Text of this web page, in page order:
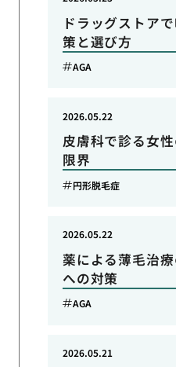
ドラッグストア
策と選び方
AGA
皮膚科で診る女
限界
2026.05.22
円形脱毛症
薬による薄毛治
への対策
2026.05.22
AGA
2026.05.21